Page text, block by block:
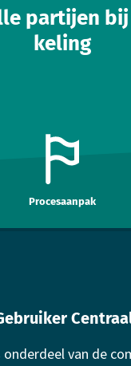
partijen
keling
Procesaanpak
van de